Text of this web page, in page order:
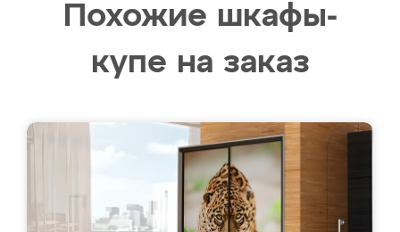
Похожие шкафы-
купе на заказ